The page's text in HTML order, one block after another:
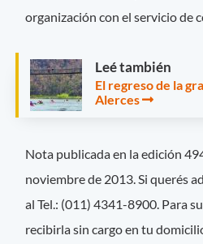
organización con el servicio de
Leé también
El regreso de la
Alerces
Nota publicada en la edición
noviembre de 2013. Si querés
al Tel.: (011) 4341-8900. Para
recibirla sin cargo en tu